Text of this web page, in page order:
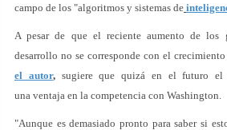
campo de los "algoritmos y sistemas de
A pesar de que el reciente aumento de los
desarrollo no se corresponde con el
el autor,sugiere que quizá en el futuro el
una ventaja en la competencia con Washington.
"Aunque es demasiado pronto para saber si